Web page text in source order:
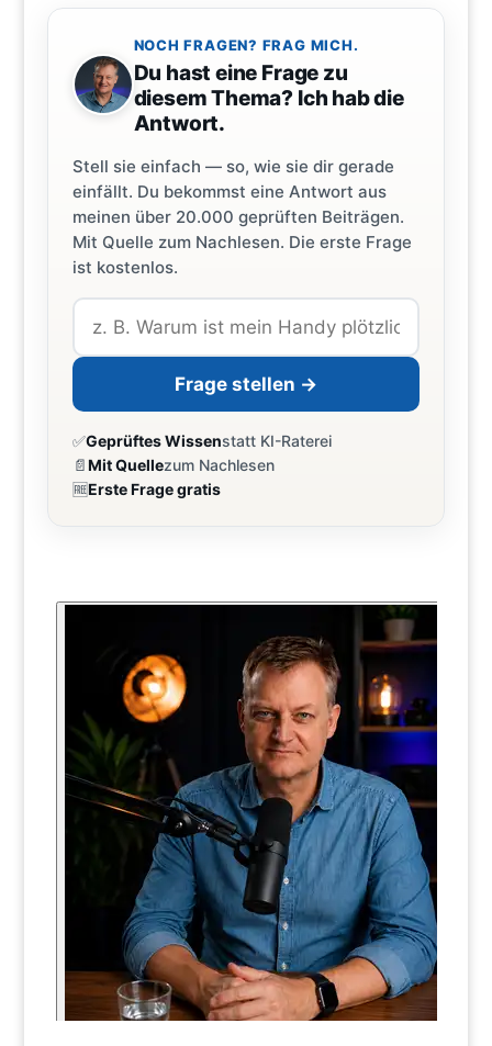
NOCH FRAGEN? FRAG MICH.
Du hast eine Frage zu
diesem Thema? Ich hab die
Antwort.
Stell sie einfach — so, wie sie dir gerade
einfällt. Du bekommst eine Antwort aus
meinen über 20.000 geprüften Beiträgen.
Mit Quelle zum Nachlesen. Die erste Frage
ist kostenlos.
Frage stellen →
✅Geprüftes Wissenstatt KI-Raterei
📄Mit Quellezum Nachlesen
🆓Erste Frage gratis